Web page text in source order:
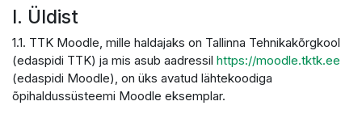
I. Üldist
1.1. TTK Moodle, mille haldajaks on Tallinna Tehnikakõrgkool
(edaspidi TTK) ja mis asub aadressil https://moodle.tktk.ee
(edaspidi Moodle), on üks avatud lähtekoodiga
õpihaldussüsteemi Moodle eksemplar.